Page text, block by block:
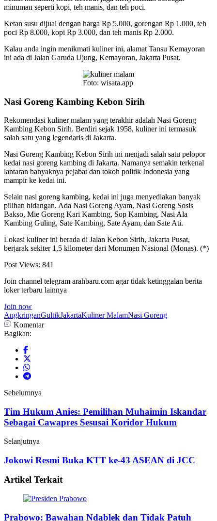
minuman seperti kopi, teh manis, dan teh poci.
Ketan susu dijual dengan harga Rp 5.000, gorengan Rp 1.000, teh
poci Rp 8.000, kopi Rp 3.000, dan teh manis Rp 2.000.
Kalau anda ingin menikmati kuliner ini, alamat Tansu Kemayoran
ini ada di Jalan Garuda Ujung, Kemayoran, Jakarta Pusat.
Foto: wisata.app
Nasi Goreng Kambing Kebon Sirih
Rekomendasi kuliner malam yang terakhir adalah Nasi Goreng
Kambing Kebon Sirih. Berdiri sejak 1958, kuliner ini termasuk
salah satu yang legendaris di Jakarta.
Nasi Goreng Kambing Kebon Sirih ini menjadi salah satu pelopor
kedai nasi goreng kambing di Jakarta. Namanya semakin terkenal
lantaran banyaknya pejabat dan tokoh politik Indonesia yang
mampir ke kedai ini.
Selain nasi goreng kambing, kedai ini juga menyediakan banyak
pilihan hidangan. Ada Nasi Goreng Ayam, Nasi Goreng Sosis
Bakso, Mie Goreng Kari Kambing, Sop Kambing, Nasi Ala
Kambing Guling, Sate Kambing, Sate Ayam, dan Sate Ati.
Lokasi kuliner ini berada di Jalan Kebon Sirih, Jakarta Pusat,
berjarak sekiter 1,5 kilometer dari Monumen Nasional (Monas). (*)
Post Views: 841
Join channel telegram arahbaru.com agar tidak ketinggalan berita
loker terbaru lainnya
Join now
AngkringanGultikJakartaKuliner MalamNasi Goreng
Komentar
Bagikan:
Sebelumnya
Tim Hukum Anies: Pemilihan Muhaimin Iskandar
Sebagai Cawapres Sesusai Koridor Hukum
Selanjutnya
Jokowi Resmi Buka KTT ke-43 ASEAN di JCC
Artikel Terkait
Prabowo: Bawahan Ndablek dan Tidak Patuh